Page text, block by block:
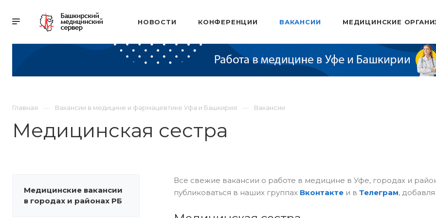
НОВОСТИ КОНФЕРЕНЦИИ ВАКАНСИИ МЕДИЦИНСКИЕ
Главная Вакансии в медицине и фармацевтике Уфа и Башкирия Вакансии
Медицинская сестра
Медицинские вакансии
в городах и районах РБ
Все свежие вакансии о работе в медицине в Уфе, городах и
публиковаться в наших группах Вконтактеи в Телеграм,